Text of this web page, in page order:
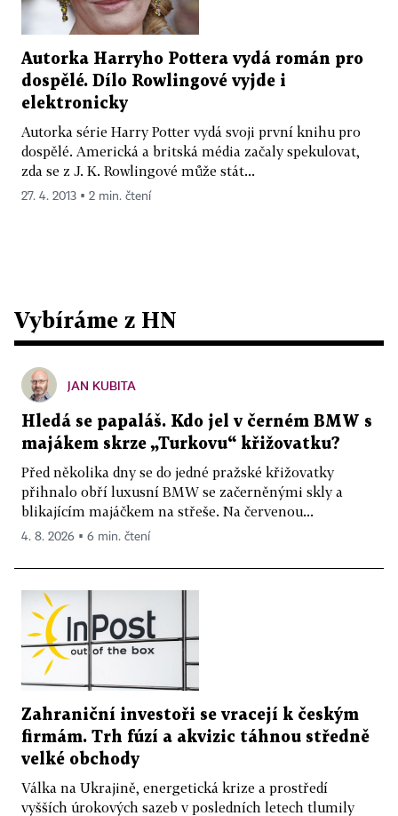
Autorka Harryho Pottera vydá román pro
dospělé. Dílo Rowlingové vyjde i
elektronicky
Autorka série Harry Potter vydá svoji první knihu pro
dospělé. Americká a britská média začaly spekulovat,
zda se z J. K. Rowlingové může stát...
27. 4. 2013 ▪ 2 min. čtení
Vybíráme z HN
JAN KUBITA
Hledá se papaláš. Kdo jel v černém BMW s
majákem skrze „Turkovu“ křižovatku?
Před několika dny se do jedné pražské křižovatky
přihnalo obří luxusní BMW se začerněnými skly a
blikajícím majáčkem na střeše. Na červenou...
4. 8. 2026 ▪ 6 min. čtení
Zahraniční investoři se vracejí k českým
firmám. Trh fúzí a akvizic táhnou středně
velké obchody
Válka na Ukrajině, energetická krize a prostředí
vyšších úrokových sazeb v posledních letech tlumily